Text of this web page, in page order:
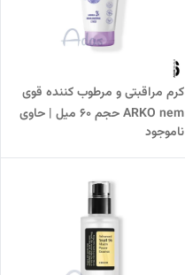
کرم مراقبتی و مرطوب کننده قوی
ARKO nem حجم 60 میل | حاوی
هیالورونیک اسید
ناموجود